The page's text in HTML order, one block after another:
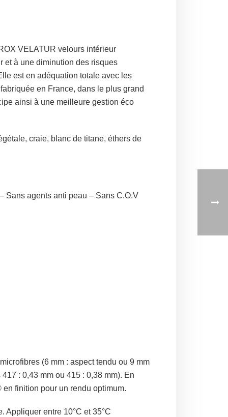
VELATUR velours intérieur
et à une diminution des risques
est en adéquation totale avec les
en France, dans le plus grand
ainsi à une meilleure gestion éco
craie, blanc de titane, éthers de
Sans agents anti peau – Sans C.O.V
(6 mm : aspect tendu ou 9 mm
: 0,43 mm ou 415 : 0,38 mm). En
finition pour un rendu optimum.
Appliquer entre 10°C et 35°C